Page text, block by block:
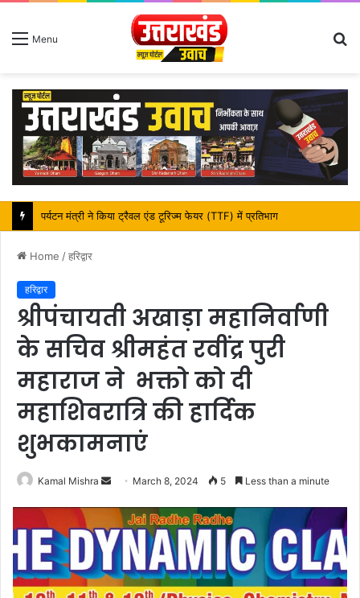
Menu
महापौर शंभू पासवान के जन्मदिवस पर क्षेत्र में विकास की सौगात
Home /हरिद्वार
हरिद्वार
श्रीपंचायती अखाड़ा महानिर्वाणी
के सचिव श्रीमहंत रवींद्र पुरी
महाराज ने भक्तो को दी
महाशिवरात्रि की हार्दिक
शुभकामनाएं
Kamal Mishra
Send
email
March 8, 2024 5 Less than a minute